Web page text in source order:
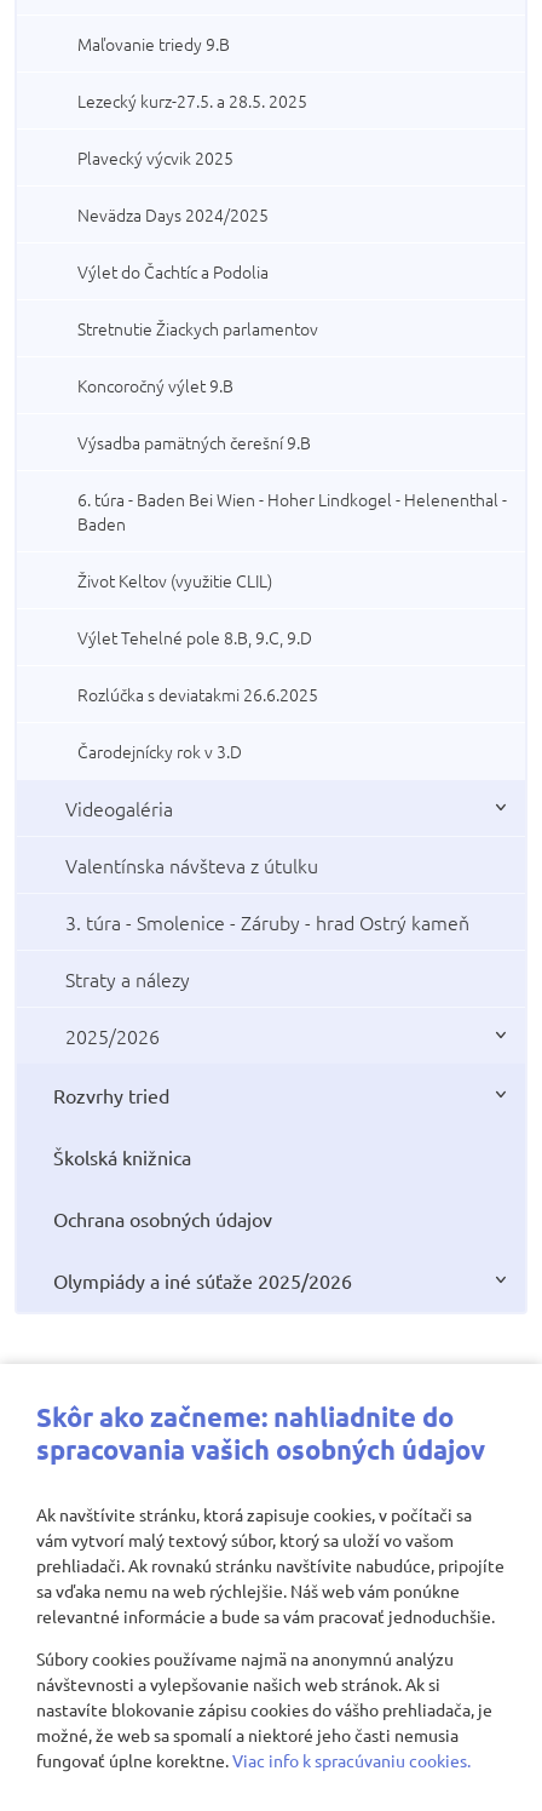
Maľovanie triedy 9.B
Lezecký kurz-27.5. a 28.5. 2025
Plavecký výcvik 2025
Nevädza Days 2024/2025
Výlet do Čachtíc a Podolia
Stretnutie Žiackych parlamentov
Koncoročný výlet 9.B
Výsadba pamätných čerešní 9.B
6. túra - Baden Bei Wien - Hoher Lindkogel - Helenenthal -
Baden
Život Keltov (využitie CLIL)
Výlet Tehelné pole 8.B, 9.C, 9.D
Rozlúčka s deviatakmi 26.6.2025
Čarodejnícky rok v 3.D
Videogaléria
Valentínska návšteva z útulku
3. túra - Smolenice - Záruby - hrad Ostrý kameň
Straty a nálezy
2025/2026
Rozvrhy tried
Školská knižnica
Ochrana osobných údajov
Olympiády a iné súťaže 2025/2026
Najbližšie aktivity
Nenašli sa žiadne záznamy
Zobraziť viac
Skôr ako začneme: nahliadnite do
spracovania vašich osobných údajov
Ak navštívite stránku, ktorá zapisuje cookies, v počítači sa
vám vytvorí malý textový súbor, ktorý sa uloží vo vašom
prehliadači. Ak rovnakú stránku navštívite nabudúce, pripojíte
sa vďaka nemu na web rýchlejšie. Náš web vám ponúkne
relevantné informácie a bude sa vám pracovať jednoduchšie.
Súbory cookies používame najmä na anonymnú analýzu
návštevnosti a vylepšovanie našich web stránok. Ak si
nastavíte blokovanie zápisu cookies do vášho prehliadača, je
možné, že web sa spomalí a niektoré jeho časti nemusia
fungovať úplne korektne.Viac info k spracúvaniu cookies.